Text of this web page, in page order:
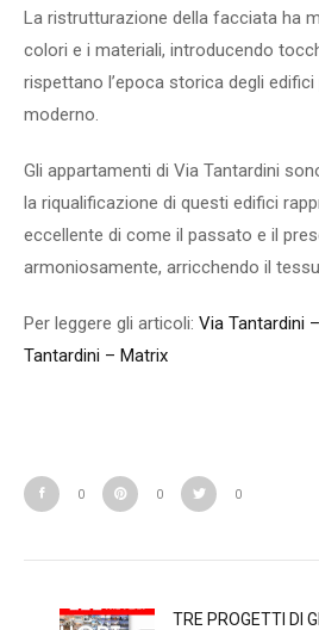
La ristrutturazione della facciata ha
colori e i materiali, introducendo
rispettano l’epoca storica degli
moderno.
Gli appartamenti di Via Tantardini
la riqualificazione di questi edifici
eccellente di come il passato e il
armoniosamente, arricchendo il
Per leggere gli articoli: Via Tantardini
Tantardini – Matrix
0 0 0
TRE PROGETTI DI